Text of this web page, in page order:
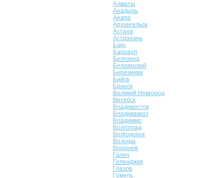
Алматы
Анадырь
Анапа
Архангельск
Астана
Астрахань
Баку
Барнаул
Белгород
Белоярский
Березники
Бийск
Брянск
Великий Новгород
Витебск
Владивосток
Владикавказ
Владимир
Волгоград
Волгодонск
Вологда
Воронеж
Галич
Геленджик
Глазов
Гомель